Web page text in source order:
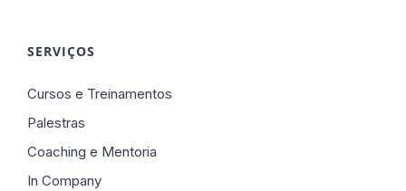
SERVIÇOS
Cursos e Treinamentos
Palestras
Coaching e Mentoria
In Company